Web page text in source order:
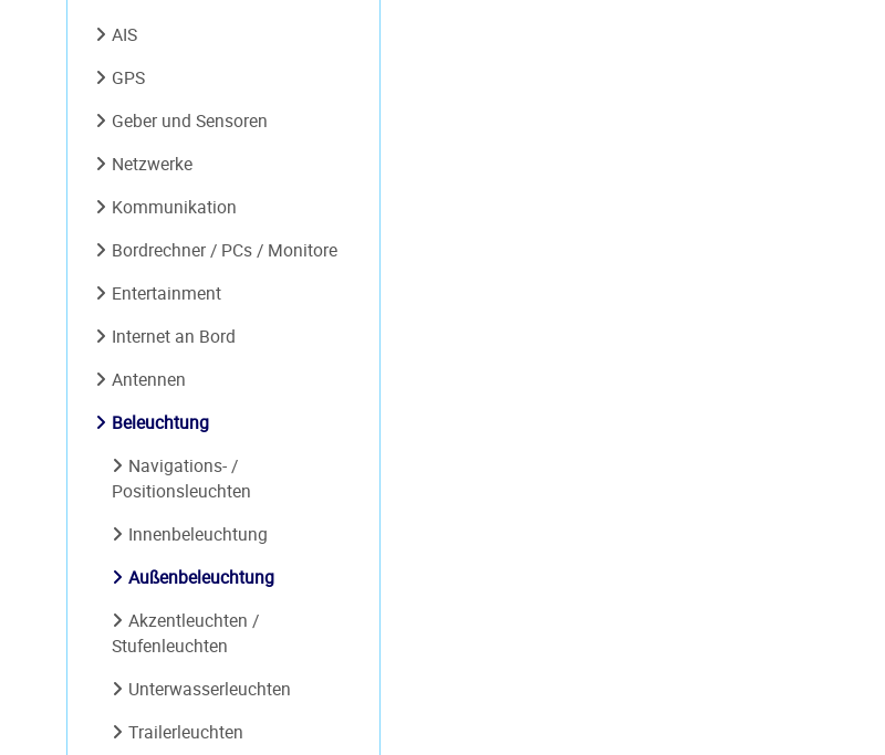
AIS
GPS
Geber und Sensoren
Netzwerke
Kommunikation
Bordrechner / PCs / Monitore
Entertainment
Internet an Bord
Antennen
Beleuchtung
Navigations- /
Positionsleuchten
Innenbeleuchtung
Außenbeleuchtung
Akzentleuchten /
Stufenleuchten
Unterwasserleuchten
Trailerleuchten